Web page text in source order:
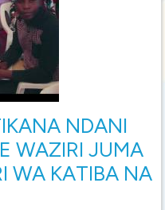
NDANI
WAZIRI JUMA
WA KATIBA NA